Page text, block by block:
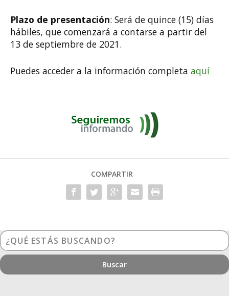
Plazo de presentación: Será de quince (15) días
hábiles, que comenzará a contarse a partir del
13 de septiembre de 2021.
Puedes acceder a la información completa aquí
COMPARTIR
¿Qué
estás
buscando?